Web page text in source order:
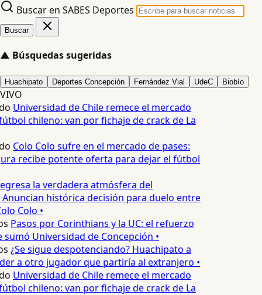
Buscar en SABES Deportes
Buscar
▲ Búsquedas sugeridas
Huachipato Deportes Concepción Fernández Vial UdeC Biobío
VIVO
Universidad de Chile remece el mercado
chileno: van por fichaje de crack de La
Colo Colo sufre en el mercado de pases:
recibe potente oferta para dejar el fútbol
la verdadera atmósfera del
histórica decisión para duelo entre
Colo •
Pasos por Corinthians y la UC: el refuerzo
Universidad de Concepción •
¿Se sigue despotenciando? Huachipato a
a otro jugador que partiría al extranjero •
Universidad de Chile remece el mercado
chileno: van por fichaje de crack de La